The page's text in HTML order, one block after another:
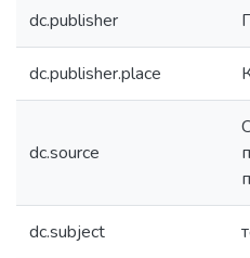
dc.publisher
dc.publisher.place
dc.source
dc.subject